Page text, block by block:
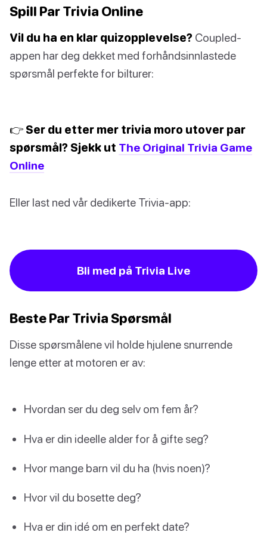
Spill Par Trivia Online
Vil du ha en klar quizopplevelse? Coupled-
appen har deg dekket med forhåndsinnlastede
spørsmål perfekte for bilturer:
👉 Ser du etter mer trivia moro utover par
spørsmål? Sjekk ut The Original Trivia Game
Online
Eller last ned vår dedikerte Trivia-app:
Bli med på Trivia Live
Beste Par Trivia Spørsmål
Disse spørsmålene vil holde hjulene snurrende
lenge etter at motoren er av:
Hvordan ser du deg selv om fem år?
Hva er din ideelle alder for å gifte seg?
Hvor mange barn vil du ha (hvis noen)?
Hvor vil du bosette deg?
Hva er din idé om en perfekt date?